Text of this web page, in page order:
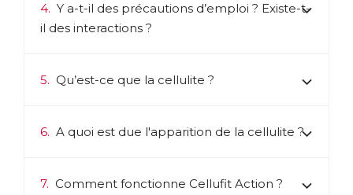
4. Y a-t-il des précautions d’emploi ? Existe-t-
il des interactions ?
5. Qu’est-ce que la cellulite ?
6. A quoi est due l'apparition de la cellulite ?
7. Comment fonctionne Cellufit Action ?